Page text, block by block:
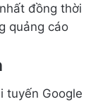
đồng thời
quảng cáo
tuyến Google